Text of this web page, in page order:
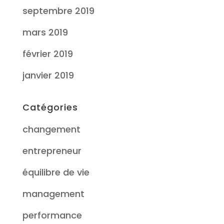
septembre 2019
mars 2019
février 2019
janvier 2019
Catégories
changement
entrepreneur
équilibre de vie
management
performance